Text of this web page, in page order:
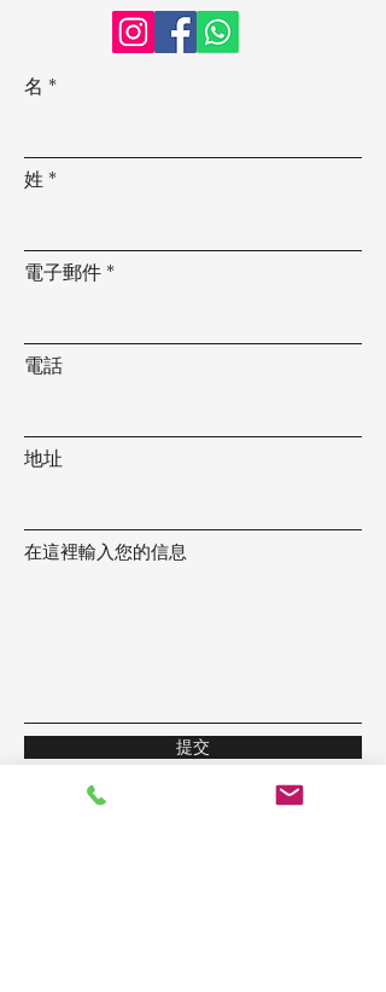
名
姓
電子郵件
電話
地址
在這裡輸入您的信息
提交